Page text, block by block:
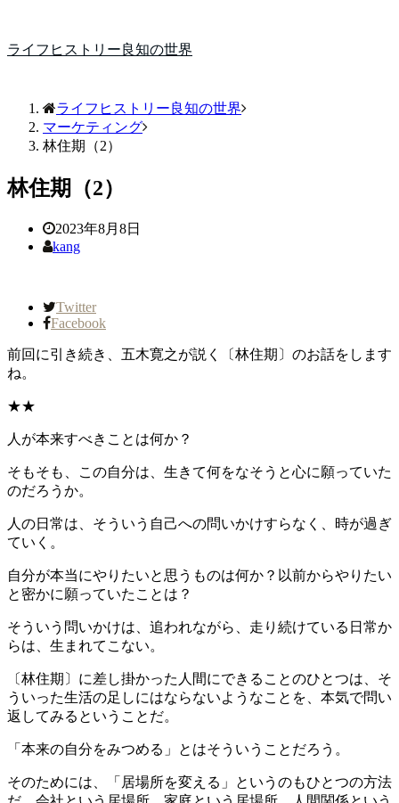
ライフヒストリー良知の世界
ライフヒストリー良知の世界
マーケティング
林住期（2）
林住期（2）
2023年8月8日
kang
Twitter
Facebook
前回に引き続き、五木寛之が説く〔林住期〕のお話をします
ね。
★★
人が本来すべきことは何か？
そもそも、この自分は、生きて何をなそうと心に願っていた
のだろうか。
人の日常は、そういう自己への問いかけすらなく、時が過ぎ
ていく。
自分が本当にやりたいと思うものは何か？以前からやりたい
と密かに願っていたことは？
そういう問いかけは、追われながら、走り続けている日常か
らは、生まれてこない。
〔林住期〕に差し掛かった人間にできることのひとつは、そ
ういった生活の足しにはならないようなことを、本気で問い
返してみるということだ。
「本来の自分をみつめる」とはそういうことだろう。
そのためには、「居場所を変える」というのもひとつの方法